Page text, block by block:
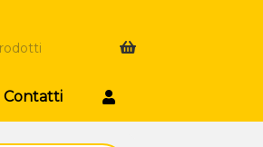
Contatti